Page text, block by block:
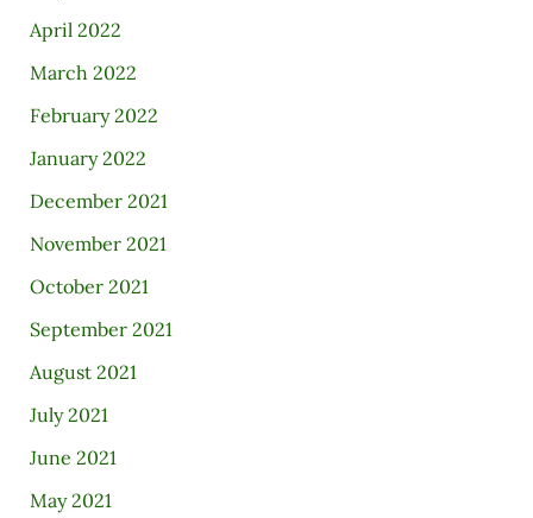
April 2022
March 2022
February 2022
January 2022
December 2021
November 2021
October 2021
September 2021
August 2021
July 2021
June 2021
May 2021